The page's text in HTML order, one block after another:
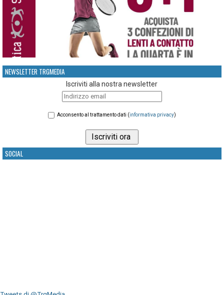
NEWSLETTER TRGMEDIA
Iscriviti alla nostra newsletter
Acconsento al trattamento dati (informativa privacy)
SOCIAL